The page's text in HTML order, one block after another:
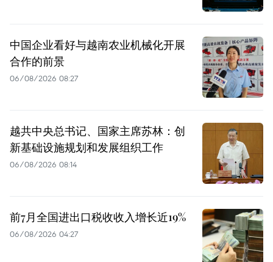
中国企业看好与越南农业机械化开展
合作的前景
06/08/2026 08:27
越共中央总书记、国家主席苏林：创
新基础设施规划和发展组织工作
06/08/2026 08:14
前7月全国进出口税收收入增长近19%
06/08/2026 04:27